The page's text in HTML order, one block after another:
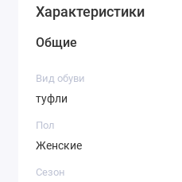
Характеристики
Общие
Вид обуви
туфли
Пол
Женские
Сезон